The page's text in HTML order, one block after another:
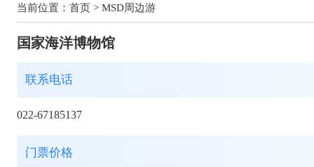
当前位置： 首页 > MSD周边游
国家海洋博物馆
联系电话
022-67185137
门票价格